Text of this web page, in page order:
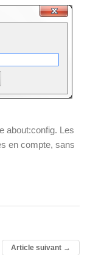
about:config. Les
en compte, sans
Article suivant→